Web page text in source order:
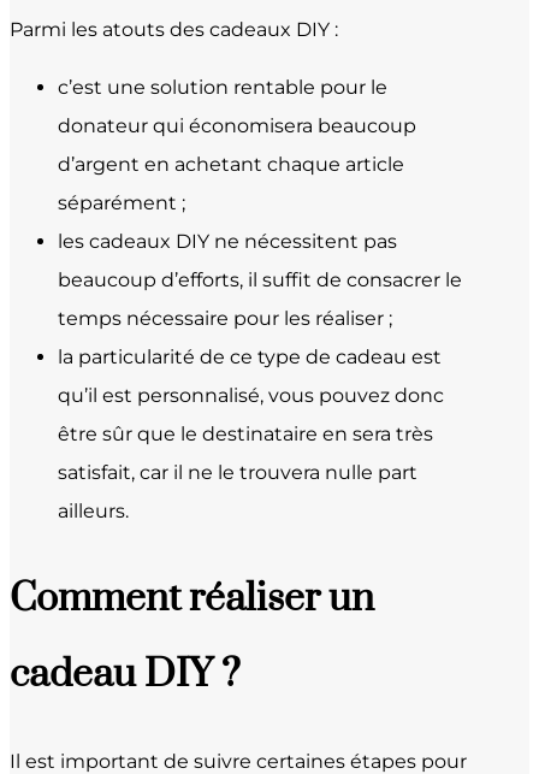
Parmi les atouts des cadeaux DIY :
c’est une solution rentable pour le
donateur qui économisera beaucoup
d’argent en achetant chaque article
séparément ;
les cadeaux DIY ne nécessitent pas
beaucoup d’efforts, il suffit de consacrer le
temps nécessaire pour les réaliser ;
la particularité de ce type de cadeau est
qu’il est personnalisé, vous pouvez donc
être sûr que le destinataire en sera très
satisfait, car il ne le trouvera nulle part
ailleurs.
Comment réaliser un
cadeau DIY ?
Il est important de suivre certaines étapes pour